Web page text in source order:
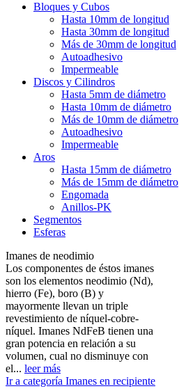
Bloques y Cubos
Hasta 10mm de longitud
Hasta 30mm de longitud
Más de 30mm de longitud
Autoadhesivo
Impermeable
Discos y Cilindros
Hasta 5mm de diámetro
Hasta 10mm de diámetro
Más de 10mm de diámetro
Autoadhesivo
Impermeable
Aros
Hasta 15mm de diámetro
Más de 15mm de diámetro
Engomada
Anillos-PK
Segmentos
Esferas
Imanes de neodimio
Los componentes de éstos imanes
son los elementos neodimio (Nd),
hierro (Fe), boro (B) y
mayormente llevan un triple
revestimiento de níquel-cobre-
níquel. Imanes NdFeB tienen una
gran potencia en relación a su
volumen, cual no disminuye con
el... leer más
Ir a categoría Imanes en recipiente